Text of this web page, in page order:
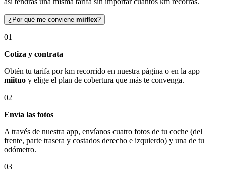
¿Por qué me conviene miiflex?
01
Cotiza y contrata
Obtén tu tarifa por km recorrido en nuestra página o en la app
miituo y elige el plan de cobertura que más te convenga.
02
Envía las fotos
A través de nuestra app, envíanos cuatro fotos de tu coche (del
frente, parte trasera y costados derecho e izquierdo) y una de tu
odómetro.
03